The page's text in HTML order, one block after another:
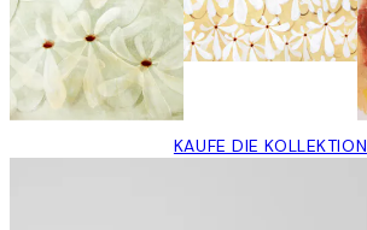
KAUFE DIE KOLLEKTION